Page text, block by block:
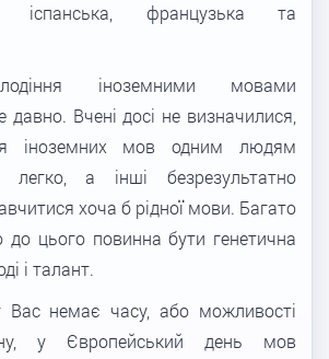
іспанська, французька та
іноземними мовами
Вчені досі не визначилися,
іноземних мов одним людям
а інші безрезультатно
хоча б рідної мови. Багато
цього повинна бути генетична
і талант.
Вас немає часу, або можливості
у Європейський день мов